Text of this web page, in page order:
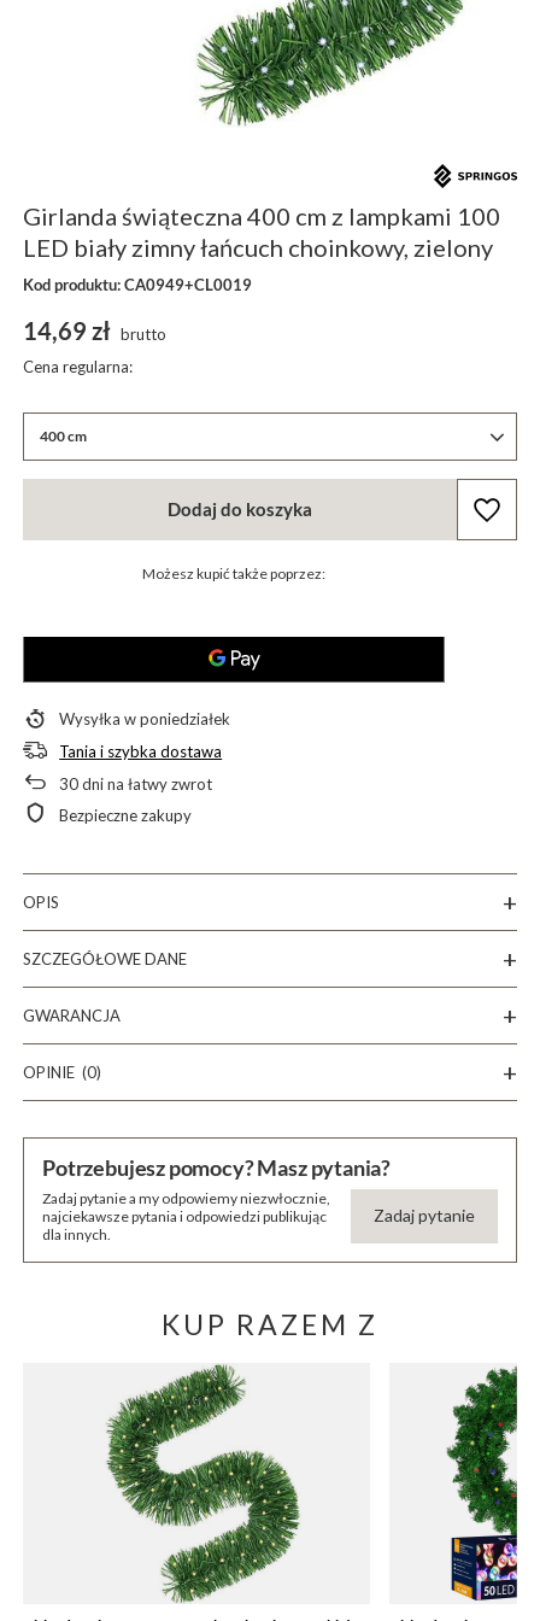
Girlanda świąteczna 400 cm z lampkami 100
LED biały zimny łańcuch choinkowy, zielony
Kod produktu: CA0949+CL0019
400 cm
14,69 zł brutto
Cena regularna:
Dodaj do koszyka
Możesz kupić także poprzez:
Wysyłkaw poniedziałek
Tania i szybka dostawa
30dni na łatwy zwrot
Bezpieczne zakupy
OPIS
SZCZEGÓŁOWE DANE
GWARANCJA
OPINIE (0)
Potrzebujesz pomocy? Masz pytania?
Zadaj pytanie a my odpowiemy niezwłocznie,
najciekawsze pytania i odpowiedzi publikując
dla innych.
Zadaj pytanie
KUP RAZEM Z